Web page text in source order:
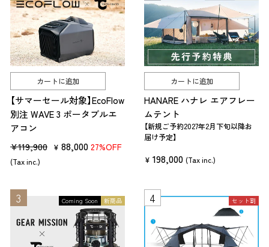
コットを使うメリット②：暑さ・寒さ対策
暑い時期はテント
に熱が籠り、寝苦しく感じます。一方で、寒い時期は地
面から冷えが伝わります。 暑さ対策には、風通しの良い寝具や触ったと
きにヒンヤリする寝具を使うといいでしょう。
対して、寒さ対策には、地面からの冷えを遮断できる寝具の使用が有効
です。
キャンプで使うコット（寝具）の種類と選び方
アウトドアで使う主な寝具といえば「 コット」「寝袋」「マット」です。キ
使います。
の中でも大切なアイテムです。
荷物をたくさん運べる少人数のオートキャンプなら、コット上にマット
を敷き、さらに寝袋も使って極上の寝床を作るのもいいでしょう。 また
ファミリーキャンプ では、マットを人数分並べた上に、寝袋を使って川
カートに追加
【サマーセール対象】EcoFlow
別注 WAVE 3 ポータブルエ
アコン
販
売
格
¥119,900 セ
格
¥ 88,000 27%OFF
(Tax inc.)
カートに追加
HANARE ハナレ エアフレー
ムテント
【新規ご予約2027年2月下旬以降お
届け予定】
¥ 198,000 (Tax inc.)
新商品
Coming Soon セット割